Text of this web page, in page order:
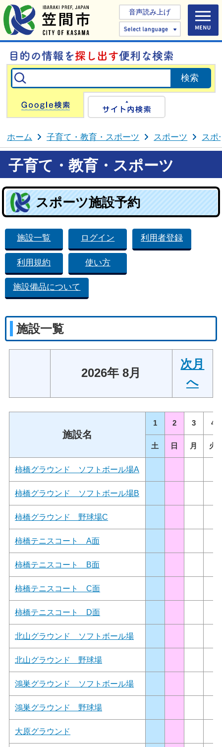
音声読み上げ
Select
Google検索
ホーム 子育て・教育・スポーツ スポーツ スポ
子育て・教育・スポーツ
スポーツ施設予約
施設一覧 ログイン 利用者登録
利用規約 使い方
施設備品について
施設一覧
2026年 8月
次月
へ
施設名
1 2 3 4
土 日 月 火
柿橋グラウンド ソフトボール場A
柿橋グラウンド ソフトボール場B
柿橋グラウンド 野球場C
柿橋テニスコート A面
柿橋テニスコート B面
柿橋テニスコート C面
柿橋テニスコート D面
北山グラウンド ソフトボール場
北山グラウンド 野球場
鴻巣グラウンド ソフトボール場
鴻巣グラウンド 野球場
大原グラウンド